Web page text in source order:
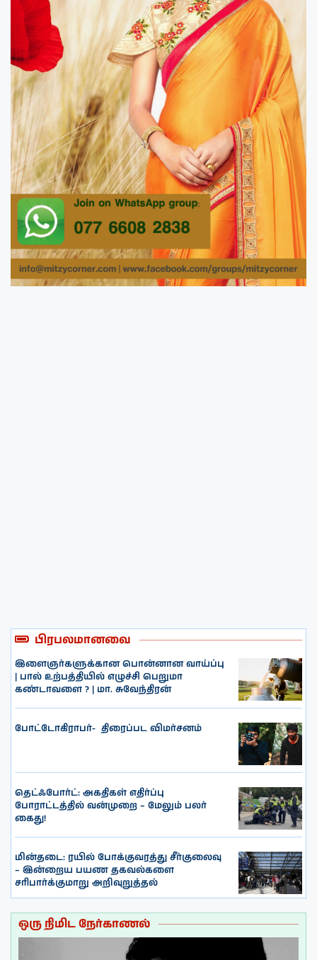
பிரபலமானவை
இளைஞர்களுக்கான பொன்னான வாய்ப்பு
| பால் உற்பத்தியில் எழுச்சி பெறுமா
கண்டாவளை ? | மா. சுவேந்திரன்
போட்டோகிராபர்- ‌ திரைப்பட விமர்சனம்
தெட்ஃபோர்ட்: அகதிகள் எதிர்ப்பு
போராட்டத்தில் வன்முறை – மேலும் பலர்
கைது!
மின்தடை: ரயில் போக்குவரத்து சீர்குலைவு
– இன்றைய பயண தகவல்களை
சரிபார்க்குமாறு அறிவுறுத்தல்
ஒரு நிமிட நேர்காணல்